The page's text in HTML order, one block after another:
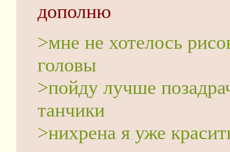
дополню
>мне не хотелось
головы
>пойду лучше
танчики
>нихрена я уже